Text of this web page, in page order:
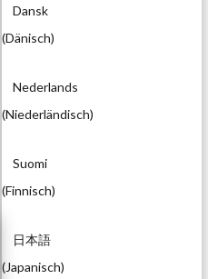
Dansk
(Dänisch)
Nederlands
(Niederländisch)
Suomi
(Finnisch)
日本語
(Japanisch)